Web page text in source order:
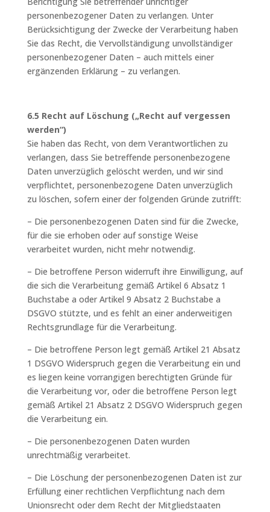
personenbezogener Daten zu verlangen. Unter
Berücksichtigung der Zwecke der Verarbeitung haben
Sie das Recht, die Vervollständigung unvollständiger
personenbezogener Daten – auch mittels einer
ergänzenden Erklärung – zu verlangen.
6.5 Recht auf Löschung („Recht auf vergessen
werden“)
Sie haben das Recht, von dem Verantwortlichen zu
verlangen, dass Sie betreffende personenbezogene
Daten unverzüglich gelöscht werden, und wir sind
verpflichtet, personenbezogene Daten unverzüglich
zu löschen, sofern einer der folgenden Gründe zutrifft:
– Die personenbezogenen Daten sind für die Zwecke,
für die sie erhoben oder auf sonstige Weise
verarbeitet wurden, nicht mehr notwendig.
– Die betroffene Person widerruft ihre Einwilligung, auf
die sich die Verarbeitung gemäß Artikel 6 Absatz 1
Buchstabe a oder Artikel 9 Absatz 2 Buchstabe a
DSGVO stützte, und es fehlt an einer anderweitigen
Rechtsgrundlage für die Verarbeitung.
– Die betroffene Person legt gemäß Artikel 21 Absatz
1 DSGVO Widerspruch gegen die Verarbeitung ein und
es liegen keine vorrangigen berechtigten Gründe für
die Verarbeitung vor, oder die betroffene Person legt
gemäß Artikel 21 Absatz 2 DSGVO Widerspruch gegen
die Verarbeitung ein.
– Die personenbezogenen Daten wurden
unrechtmäßig verarbeitet.
– Die Löschung der personenbezogenen Daten ist zur
Erfüllung einer rechtlichen Verpflichtung nach dem
Unionsrecht oder dem Recht der Mitgliedstaaten